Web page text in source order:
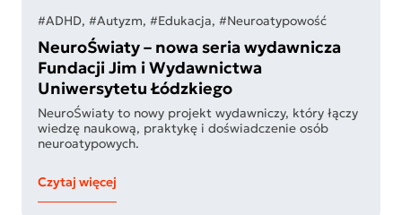
#ADHD, #Autyzm, #Edukacja, #Neuroatypowość
NeuroŚwiaty – nowa seria wydawnicza
Fundacji Jim i Wydawnictwa
Uniwersytetu Łódzkiego
NeuroŚwiaty to nowy projekt wydawniczy, który łączy
wiedzę naukową, praktykę i doświadczenie osób
neuroatypowych.
Czytaj więcej